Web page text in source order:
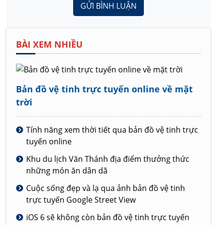
GỬI BÌNH LUẬN
BÀI XEM NHIỀU
Bản đồ vệ tinh trực tuyến online về mặt
trời
Tính năng xem thời tiết qua bản đồ vệ tinh trực
tuyến online
Khu du lịch Văn Thánh địa điểm thưởng thức
những món ăn dân dã
Cuộc sống đẹp và lạ qua ảnh bản đồ vệ tinh
trực tuyến Google Street View
iOS 6 sẽ không còn bản đồ vệ tinh trực tuyến